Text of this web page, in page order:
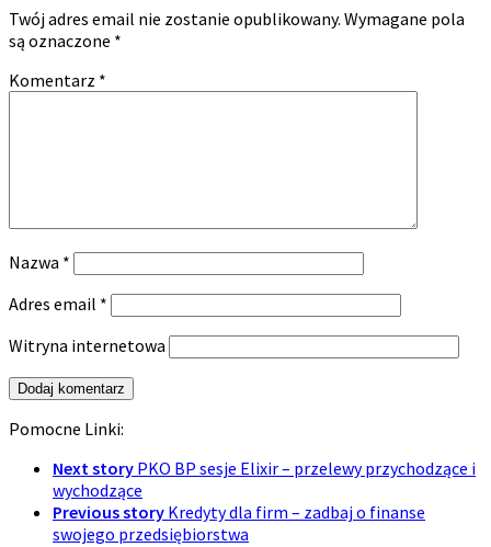
Twój adres email nie zostanie opublikowany. Wymagane pola
są oznaczone *
Komentarz *
Nazwa *
Adres email *
Witryna internetowa
Pomocne Linki:
Next story PKO BP sesje Elixir – przelewy przychodzące i
wychodzące
Previous story Kredyty dla firm – zadbaj o finanse
swojego przedsiębiorstwa